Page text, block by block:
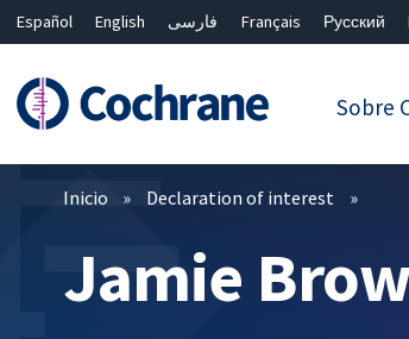
Español English فارسی Français Русский
Sobre
Filtros
Inicio Declaration of interest
Jamie